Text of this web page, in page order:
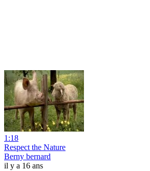
1:18
Respect the Nature
Berny bernard
il y a 16 ans